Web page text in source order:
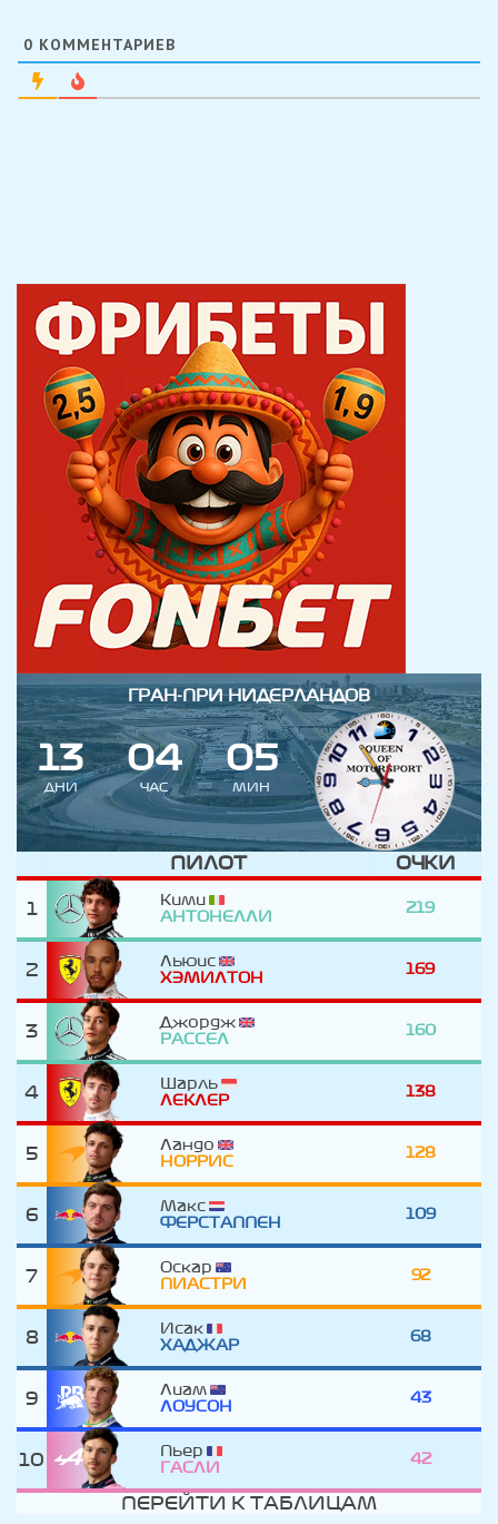
0 КОММЕНТАРИЕВ
ГРАН-ПРИ НИДЕРЛАНДОВ
13
ДНИ
04
ЧАС
05
МИН
ПИЛОТ ОЧКИ
1
Кими
АНТОНЕЛЛИ
219
2
Льюис
ХЭМИЛТОН
169
3
Джордж
РАССЕЛ
160
4
Шарль
ЛЕКЛЕР
138
5
Ландо
НОРРИС
128
6
Макс
ФЕРСТАППЕН
109
7
Оскар
ПИАСТРИ
92
8
Исак
ХАДЖАР
68
9
Лиам
ЛОУСОН
43
10
Пьер
ГАСЛИ
42
ПЕРЕЙТИ К ТАБЛИЦАМ